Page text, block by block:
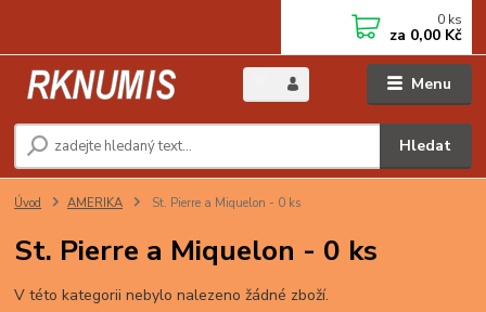
Menu
Hledat
0 ks
za 0,00 Kč
Úvod AMERIKA St. Pierre a Miquelon - 0 ks
St. Pierre a Miquelon - 0 ks
V této kategorii nebylo nalezeno žádné zboží.